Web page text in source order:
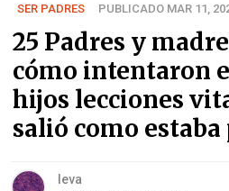
SER PADRES PUBLICADO MAR 11,
25 Padres y
cómo intentaron
hijos lecciones
salió como
Ieva